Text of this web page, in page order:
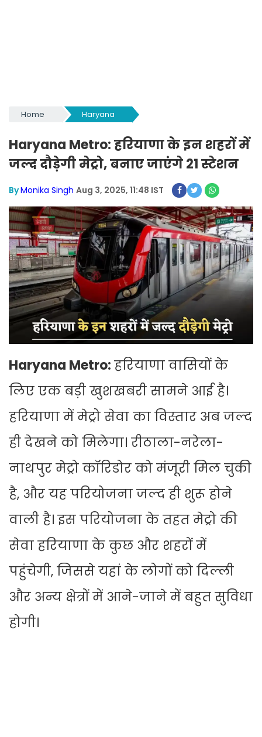
Home Haryana
Haryana Metro: हरियाणा के इन शहरों में
जल्द दौड़ेगी मेट्रो, बनाए जाएंगे 21 स्टेशन
ByMonika Singh Aug 3, 2025, 11:48 IST
Haryana Metro:हरियाणा वासियों के
लिए एक बड़ी खुशखबरी सामने आई है।
हरियाणा में मेट्रो सेवा का विस्तार अब जल्द
ही देखने को मिलेगा। रीठाला-नरेला-
नाथपुर मेट्रो कॉरिडोर को मंजूरी मिल चुकी
है, और यह परियोजना जल्द ही शुरू होने
वाली है। इस परियोजना के तहत मेट्रो की
सेवा हरियाणा के कुछ और शहरों में
पहुंचेगी, जिससे यहां के लोगों को दिल्ली
और अन्य क्षेत्रों में आने-जाने में बहुत सुविधा
होगी।